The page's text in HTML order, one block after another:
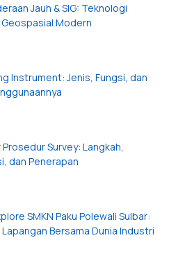
Jauh & SIG: Teknologi
Modern
Instrument: Jenis, Fungsi, dan
Survey: Langkah,
dan Penerapan
SMKN Paku Polewali Sulbar:
Bersama Dunia Industri